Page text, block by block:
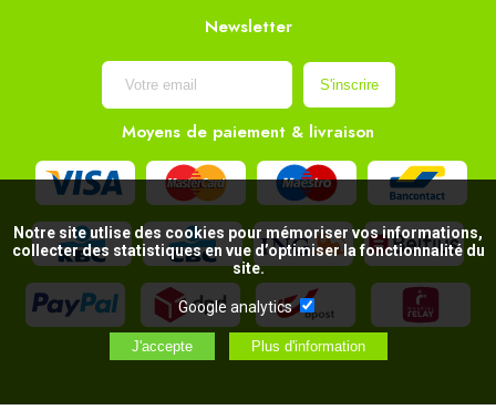
Newsletter
Moyens de paiement & livraison
Notre site utlise des cookies pour mémoriser vos informations,
collecter des statistiques en vue d’optimiser la fonctionnalité du
site.
Google analytics